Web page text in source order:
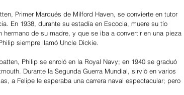
Primer Marqués de Milford Haven, se convierte en tutor
En 1938, durante su estadía en Escocia, muere su tío
de su madre, y que se iba a convertir en una pieza
siempre llamó Uncle Dickie.
Philip se enroló en la Royal Navy; en 1940 se graduó
Durante la Segunda Guerra Mundial, sirvió en varios
a Felipe le esperaba una carrera naval espectacular; pero